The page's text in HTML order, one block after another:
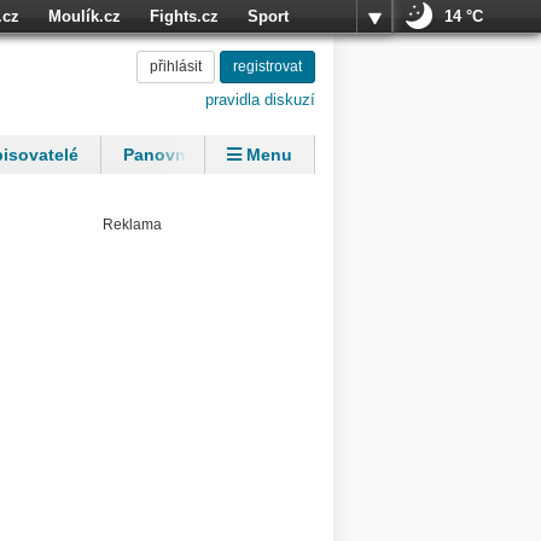
Moulík.cz Fights.cz Sport
14 °C
přihlásit registrovat
pravidla diskuzí
Panovníci Menu